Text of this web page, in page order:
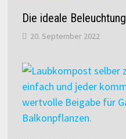
Die ideale
20. September 2022